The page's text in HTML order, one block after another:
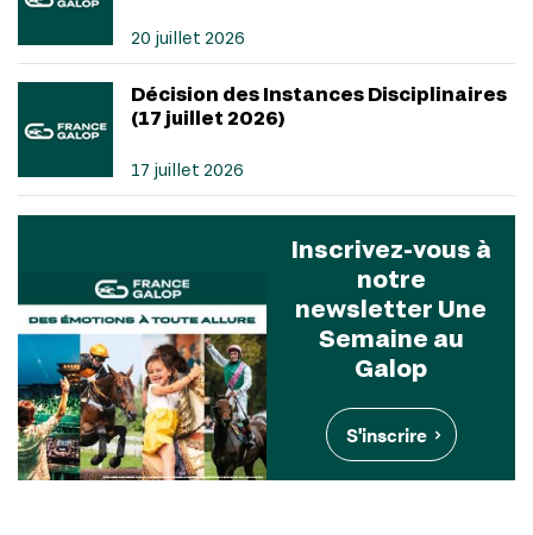
20 juillet 2026
Décision des Instances Disciplinaires
(17 juillet 2026)
17 juillet 2026
Inscrivez-vous à
notre
newsletter Une
Semaine au
Galop
S'inscrire